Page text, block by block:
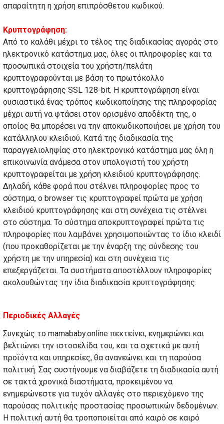
απαραίτητη η χρήση επιπρόσθετου κωδικού.
Κρυπτογράφηση:
Από το καλάθι μέχρι το τέλος της διαδικασίας αγοράς στο
ηλεκτρονικό κατάστημα μας, όλες οι πληροφορίες και τα
προσωπικά στοιχεία του χρήστη/πελάτη
κρυπτογραφούνται με βάση το πρωτόκολλο
κρυπτογράφησης SSL 128-bit. Η κρυπτογράφηση είναι
ουσιαστικά ένας τρόπος κωδικοποίησης της πληροφορίας
μέχρι αυτή να φτάσει στον ορισμένο αποδέκτη της, ο
οποίος θα μπορέσει να την αποκωδικοποιήσει με χρήση του
κατάλληλου κλειδιού. Κατά της διαδικασία της
παραγγελιοληψίας στο ηλεκτρονικό κατάστημα μας όλη η
επικοινωνία ανάμεσα στον υπολογιστή του χρήστη
κρυπτογραφείται με χρήση κλειδιού κρυπτογράφησης.
Δηλαδή, κάθε φορά που στέλνει πληροφορίες προς το
σύστημα, ο browser τις κρυπτογραφεί πρώτα με χρήση
κλειδιού κρυπτογράφησης και στη συνέχεια τις στέλνει
στο σύστημα. Το σύστημα αποκρυπτογραφεί πρώτα τις
πληροφορίες που λαμβάνει χρησιμοποιώντας το ίδιο κλειδί
(που προκαθορίζεται με την έναρξη της σύνδεσης του
χρήστη με την υπηρεσία) και στη συνέχεια τις
επεξεργάζεται. Τα συστήματα αποστέλλουν πληροφορίες
ακολουθώντας την ίδια διαδικασία κρυπτογράφησης.
Περιοδικές Αλλαγές
Συνεχώς το mamababy.online πεκτείνει, ενημερώνει και
βελτιώνει την ιστοσελίδα του, και τα σχετικά με αυτή
προϊόντα και υπηρεσίες, θα ανανεώνει και τη παρούσα
πολιτική. Σας συστήνουμε να διαβάζετε τη διαδικασία αυτή
σε τακτά χρονικά διαστήματα, προκειμένου να
ενημερώνεστε για τυχόν αλλαγές στο περιεχόμενο της
παρούσας πολιτικής προστασίας προσωπικών δεδομένων.
Η πολιτική αυτή θα τροποποιείται από καιρό σε καιρό